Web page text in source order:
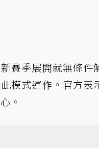
賽季展開就無條件
模式運作。官方表
。